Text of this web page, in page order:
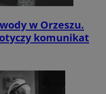
w Orzeszu.
komunikat